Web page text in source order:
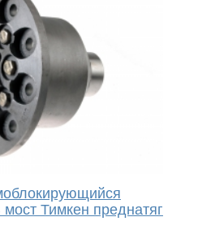
Тимкен преднатяг